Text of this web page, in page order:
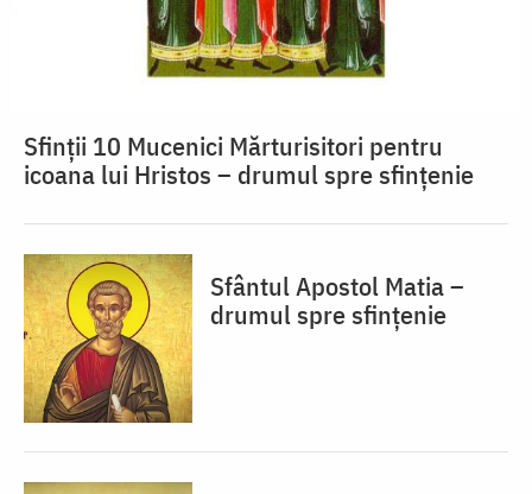
Sfinții 10 Mucenici Mărturisitori pentru
icoana lui Hristos – drumul spre sfințenie
Sfântul Apostol Matia –
drumul spre sfințenie